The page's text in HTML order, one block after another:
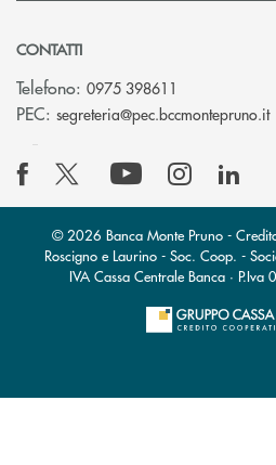
CONTATTI
Telefono: 0975 398611
PEC: segreteria@pec.bccmontepruno.it
© 2026 Banca Monte Pruno -
Roscigno e Laurino - Soc. Coop. -
IVA Cassa Centrale Banca ·